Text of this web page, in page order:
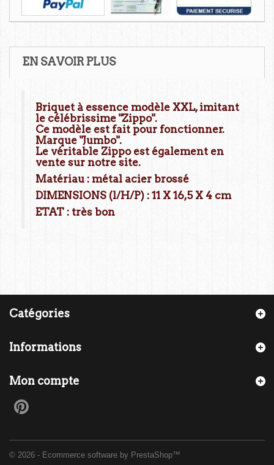
EN SAVOIR PLUS
Briquet à essence modèle XXL, imitant
le célébrissime "Zippo".
Ce modèle est fait pour fonctionner.
Marque "Jumbo".
Le véritable Zippo est également en
vente sur notre site.
Matériau : métal acier brossé
DIMENSIONS (l/H/P) : 11 X 16,5 X 4 cm
ETAT : très bon
Catégories
Informations
© 2026 - Ecommerce software by PrestaShop™
Mon compte